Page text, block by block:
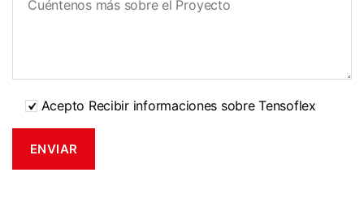
Acepto Recibir informaciones sobre Tensoflex